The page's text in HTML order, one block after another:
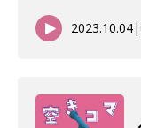
2023.10.04|